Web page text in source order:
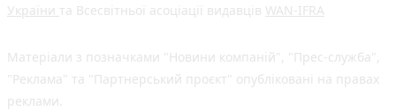
України та Всесвітньої асоціації видавців WAN-IFRA
Матеріали з позначками "Новини компаній", "Прес-служба",
"Реклама" та "Партнерський проєкт" опубліковані на правах
реклами.